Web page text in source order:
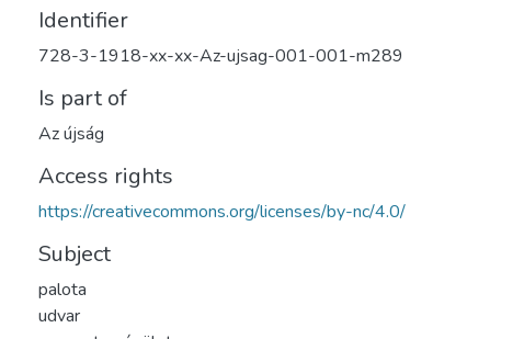
Identifier
728-3-1918-xx-xx-Az-ujsag-001-001-m289
Is part of
Az újság
Access rights
https://creativecommons.org/licenses/by-nc/4.0/
Subject
palota
udvar